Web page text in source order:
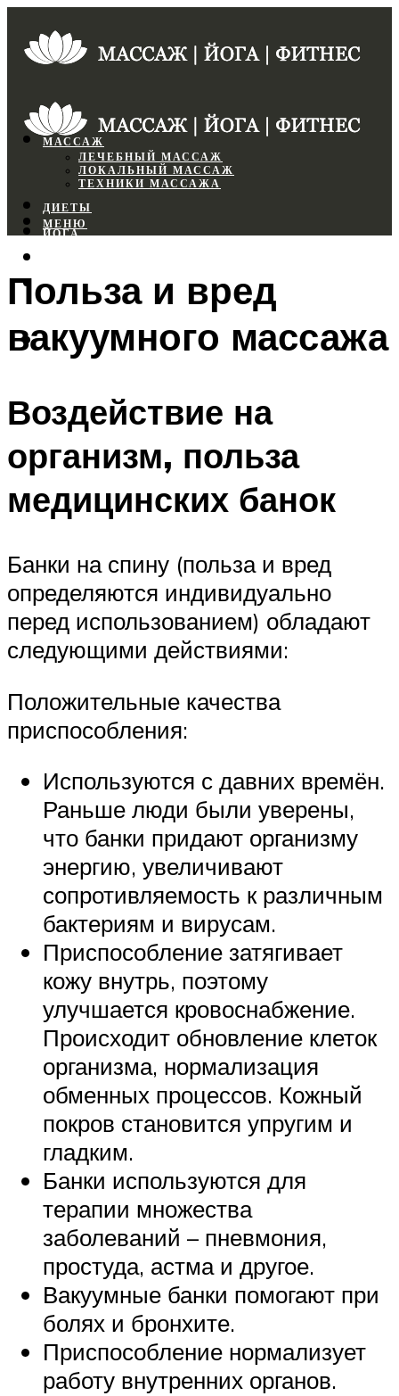
МАССАЖ
ЛЕЧЕБНЫЙ МАССАЖ
ЛОКАЛЬНЫЙ МАССАЖ
ТЕХНИКИ МАССАЖА
ДИЕТЫ
ЙОГА
ФИТНЕС
МЕНЮ
МЕНЮ
Польза и вред
вакуумного массажа
Воздействие на
организм, польза
медицинских банок
Банки на спину (польза и вред
определяются индивидуально
перед использованием) обладают
следующими действиями:
Положительные качества
приспособления:
Используются с давних времён.
Раньше люди были уверены,
что банки придают организму
энергию, увеличивают
сопротивляемость к различным
бактериям и вирусам.
Приспособление затягивает
кожу внутрь, поэтому
улучшается кровоснабжение.
Происходит обновление клеток
организма, нормализация
обменных процессов. Кожный
покров становится упругим и
гладким.
Банки используются для
терапии множества
заболеваний – пневмония,
простуда, астма и другое.
Вакуумные банки помогают при
болях и бронхите.
Приспособление нормализует
работу внутренних органов.